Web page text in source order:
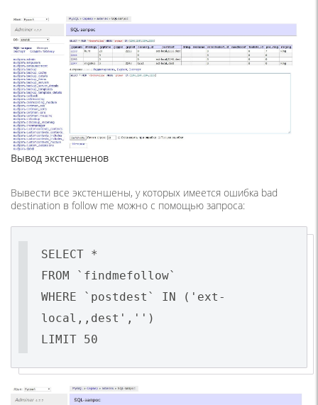
Вывод экстеншенов
Вывести все экстеншены, у которых имеется ошибка bad
destination в follow me можно с помощью запроса:
SELECT *
FROM `findmefollow`
WHERE `postdest` IN ('ext-
local,,dest','')
LIMIT 50